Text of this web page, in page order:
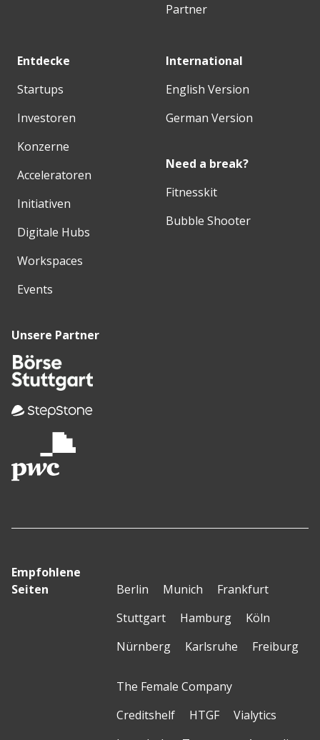
Partner
Entdecke
Startups
Investoren
Konzerne
Acceleratoren
Initiativen
Digitale Hubs
Workspaces
Events
International
English Version
German Version
Need a break?
Fitnesskit
Bubble Shooter
Unsere Partner
Empfohlene
Seiten
Berlin Munich
Frankfurt
Stuttgart
Hamburg
Köln
Nürnberg
Karlsruhe Freiburg
The Female Company
Creditshelf
HTGF
Vialytics